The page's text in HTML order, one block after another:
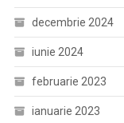
decembrie 2024
iunie 2024
februarie 2023
ianuarie 2023